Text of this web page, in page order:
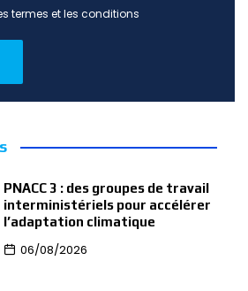
termes et les conditions
PNACC 3 : des groupes de travail
interministériels pour accélérer
l’adaptation climatique
06/08/2026